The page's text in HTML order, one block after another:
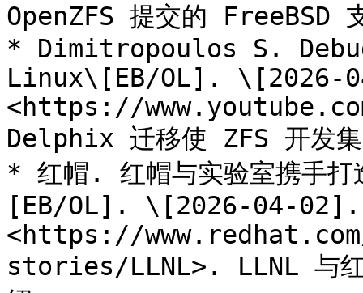
OpenZFS 提交的 FreeBSD
* Dimitropoulos S.
Linux\[EB/OL]. \[2026-
<https://
Delphix 迁移使 ZFS 开发
* 红帽. 红帽与实验室携手打
[EB/OL]. \[2026-04-02].
<https://
stories/LLNL>. LLNL 与红